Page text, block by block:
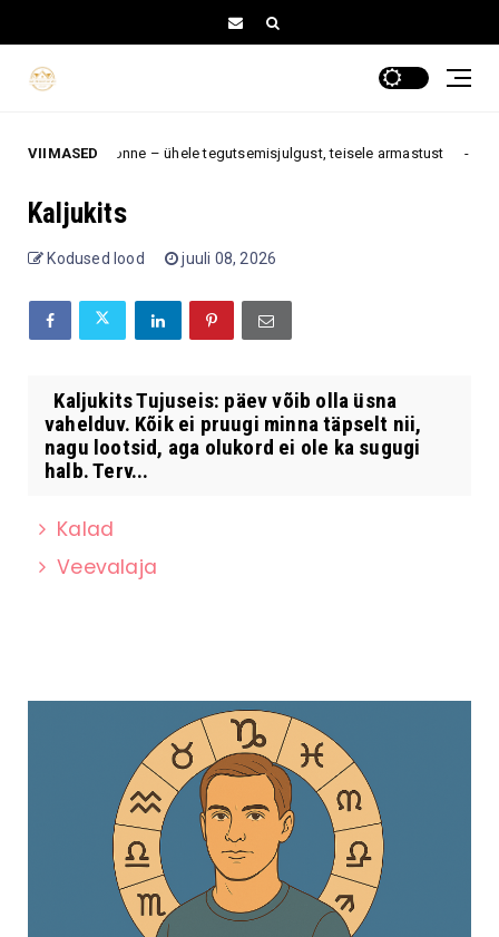
VIIMASED
eriti palju õnne – ühele tegutsemisjulgust, teisele armastust
Kaljukits
Kodused lood juuli 08, 2026
Kaljukits Tujuseis: päev võib olla üsna
vahelduv. Kõik ei pruugi minna täpselt nii,
nagu lootsid, aga olukord ei ole ka sugugi
halb. Terv...
Kalad
Veevalaja